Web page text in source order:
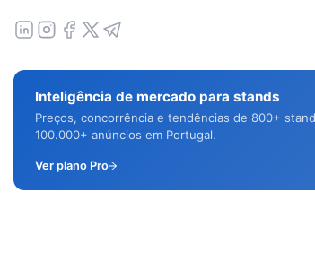
Inteligência de mercado para stands
Preços, concorrência e tendências de 800+
100.000+ anúncios em Portugal.
Ver plano Pro